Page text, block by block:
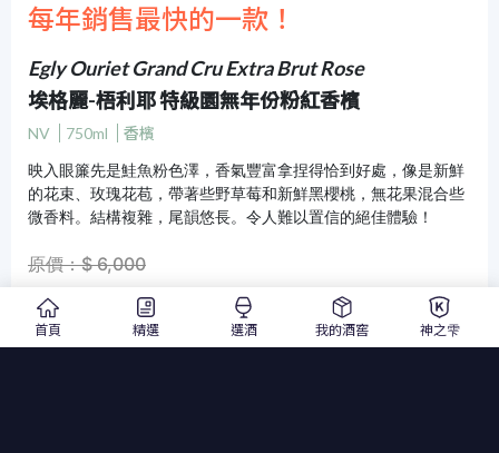
每年銷售最快的一款！
Egly Ouriet Grand Cru Extra Brut Rose
埃格麗-梧利耶 特級園無年份粉紅香檳
NV 750ml
香檳
映入眼簾先是鮭魚粉色澤，香氣豐富拿捏得恰到好處，像是新鮮
的花束、玫瑰花苞，帶著些野草莓和新鮮黑櫻桃，無花果混合些
微香料。結構複雜，尾韻悠長。令人難以置信的絕佳體驗！
原價：$ 6,000
貨到通知我
首頁 精選 選酒 我的酒窖 神之雫